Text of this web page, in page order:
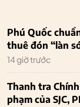
Phú Quốc
thuê đón “làn
14 giờ trước
Thanh tra
phạm của SJC,